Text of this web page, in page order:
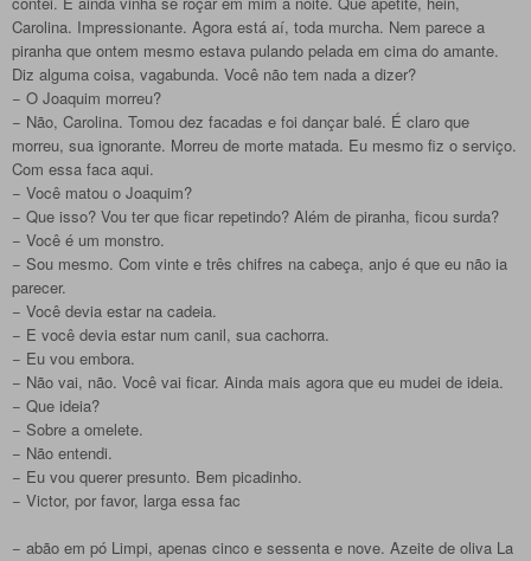
Carolina. Impressionante. Agora está aí, toda murcha. Nem parece a
piranha que ontem mesmo estava pulando pelada em cima do amante.
Diz alguma coisa, vagabunda. Você não tem nada a dizer?
− O Joaquim morreu?
− Não, Carolina. Tomou dez facadas e foi dançar balé. É claro que
morreu, sua ignorante. Morreu de morte matada. Eu mesmo fiz o serviço.
Com essa faca aqui.
− Você matou o Joaquim?
− Que isso? Vou ter que ficar repetindo? Além de piranha, ficou surda?
− Você é um monstro.
− Sou mesmo. Com vinte e três chifres na cabeça, anjo é que eu não ia
parecer.
− Você devia estar na cadeia.
− E você devia estar num canil, sua cachorra.
− Eu vou embora.
− Não vai, não. Você vai ficar. Ainda mais agora que eu mudei de ideia.
− Que ideia?
− Sobre a omelete.
− Não entendi.
− Eu vou querer presunto. Bem picadinho.
− Victor, por favor, larga essa fac
− abão em pó Limpi, apenas cinco e sessenta e nove. Azeite de oliva La